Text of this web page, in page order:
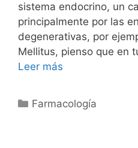
sistema endocrino, un
principalmente por las
degenerativas, por
Mellitus, pienso que en
Leer más
Categorías
Farmacología